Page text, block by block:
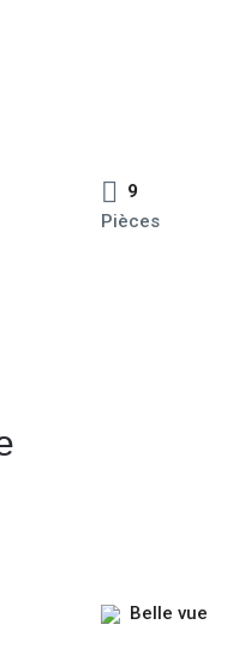
9
Pièces
Belle vue